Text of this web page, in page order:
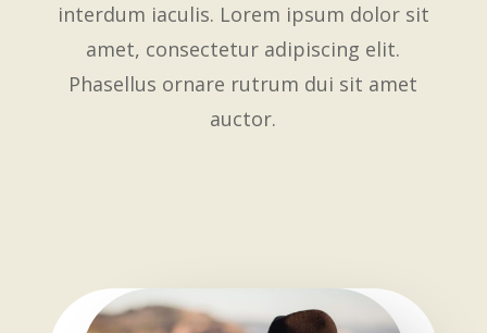
interdum iaculis. Lorem ipsum dolor sit
amet, consectetur adipiscing elit.
Phasellus ornare rutrum dui sit amet
auctor.